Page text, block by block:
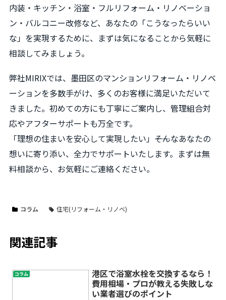
内装・キッチン・浴室・フルリフォーム・リノベーショ
ン・バルコニー改修など、あなたの「こうなったらいい
な」を実現するために、まずは気になることから気軽に
相談してみましょう。
弊社MIRIXでは、墨田区のマンションリフォーム・リノベ
ーションを多数手がけ、多くのお客様に満足いただいて
きました。初めての方にも丁寧にご案内し、管理組合対
応やアフターサポートも万全です。
「理想の住まいを安心して実現したい」――そんなあなたの
想いに寄り添い、全力でサポートいたします。まずは無
料相談から、お気軽にご連絡ください。
コラム 住宅(リフォーム・リノベ)
関連記事
コラム
港区で浴室水栓を交換するなら！
費用相場・プロが教える失敗しな
い業者選びのポイント